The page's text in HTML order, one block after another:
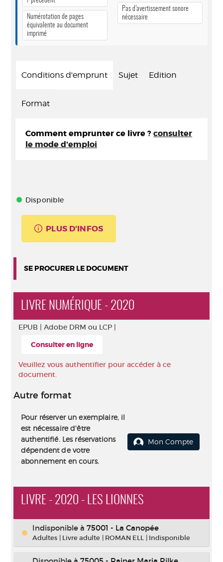
Numérotation de pages
équivalente au document
imprimé
Pas d’avertissement sonore
nécessaire
Conditions d'emprunt Sujet Edition
Format
Comment emprunter ce livre ? consulter
le mode d'emploi
Disponible
PLUS D'INFOS
SE PROCURER LE DOCUMENT
LIVRE NUMÉRIQUE - 2020
EPUB | Adobe DRM ou LCP |
Consulter en ligne
Veuillez vous authentifier pour accéder à ce
document.
Autre format
Pour réserver un exemplaire, il
est nécessaire d'être
authentifié. Les réservations
dépendent de votre
abonnement en cours.
Mon Compte
LIVRE - 2020 - LES LIONNES
Indisponible à 75001 - La Canopée
Adultes | Livre adulte | ROMAN ELL | Indisponible